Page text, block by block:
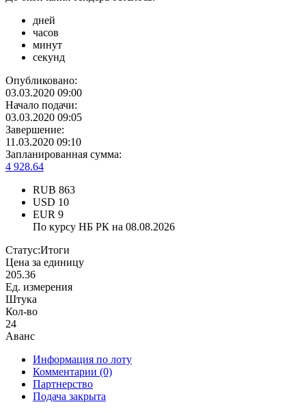
дней
часов
минут
секунд
Опубликовано:
03.03.2020 09:00
Начало подачи:
03.03.2020 09:05
Завершение:
11.03.2020 09:10
Запланированная сумма:
4 928.64
RUB 863
USD 10
EUR 9
По курсу НБ РК на 08.08.2026
Статус:Итоги
Цена за единицу
205.36
Ед. измерения
Штука
Кол-во
24
Аванс
Информация по лоту
Комментарии (0)
Партнерство
Подача закрыта